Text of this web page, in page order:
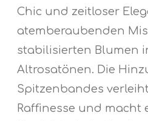
Chic und zeitloser
atemberaubenden
stabilisierten Blumen
Altrosatönen. Die
Spitzenbandes
Raffinesse und macht